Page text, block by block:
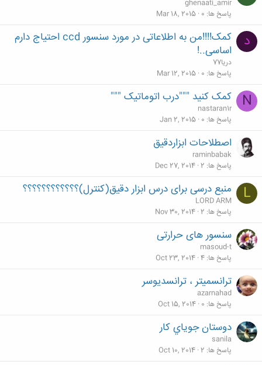
ghenaati_amir
پاسخ ها 0
Mar 18, 2015
د
کمک!!!!من به اطلاعاتی در مورد سنسور ccd احتیاج دارم
اساسی..!
دریا77
پاسخ ها 0
Mar 12, 2015
N کمک کنید """درب اتوماتیک """
nastaran1r
پاسخ ها 0
Jan 2, 2015
اصطلاحات ابزاردقیق
raminbabak
پاسخ ها 2
Dec 27, 2014
L منبع درسی برای درس ابزار دقیق(کنترل)؟؟؟؟؟؟؟؟؟؟؟؟
LORD ARM
پاسخ ها 2
Nov 30, 2014
سنسور های حرارتی
masoud-t
پاسخ ها 4
Oct 23, 2014
ترانسمیتر ، ترانسدیوسر
azarnahad
پاسخ ها 0
Oct 15, 2014
دوستان جوياي كار
sanila
پاسخ ها 2
Oct 10, 2014